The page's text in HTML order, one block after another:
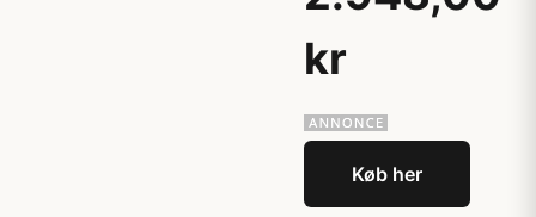
kr
Køb her